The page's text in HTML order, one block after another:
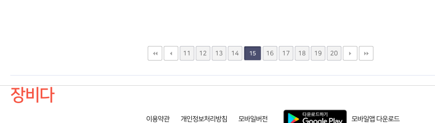
11 12 13 14 15 16 17 18 19 20
장비다
이용약관 개인정보처리방침 모바일버전 모바일앱 다운로드